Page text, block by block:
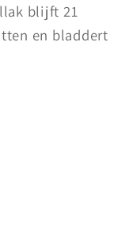
blijft 21
en bladdert